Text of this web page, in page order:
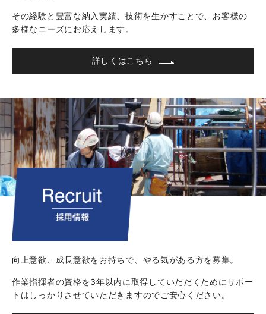
その経験と豊富な納入実績、技術を生かすことで、 お客様の
多様なニーズにお応えします。
詳しくはこちら
向上意欲、成長意欲をお持ちで、 やる気がある方を募集。
作業指揮者の資格を3年以内に取得していただくためにサポー
トはしっかりさせていただきますのでご安心ください。